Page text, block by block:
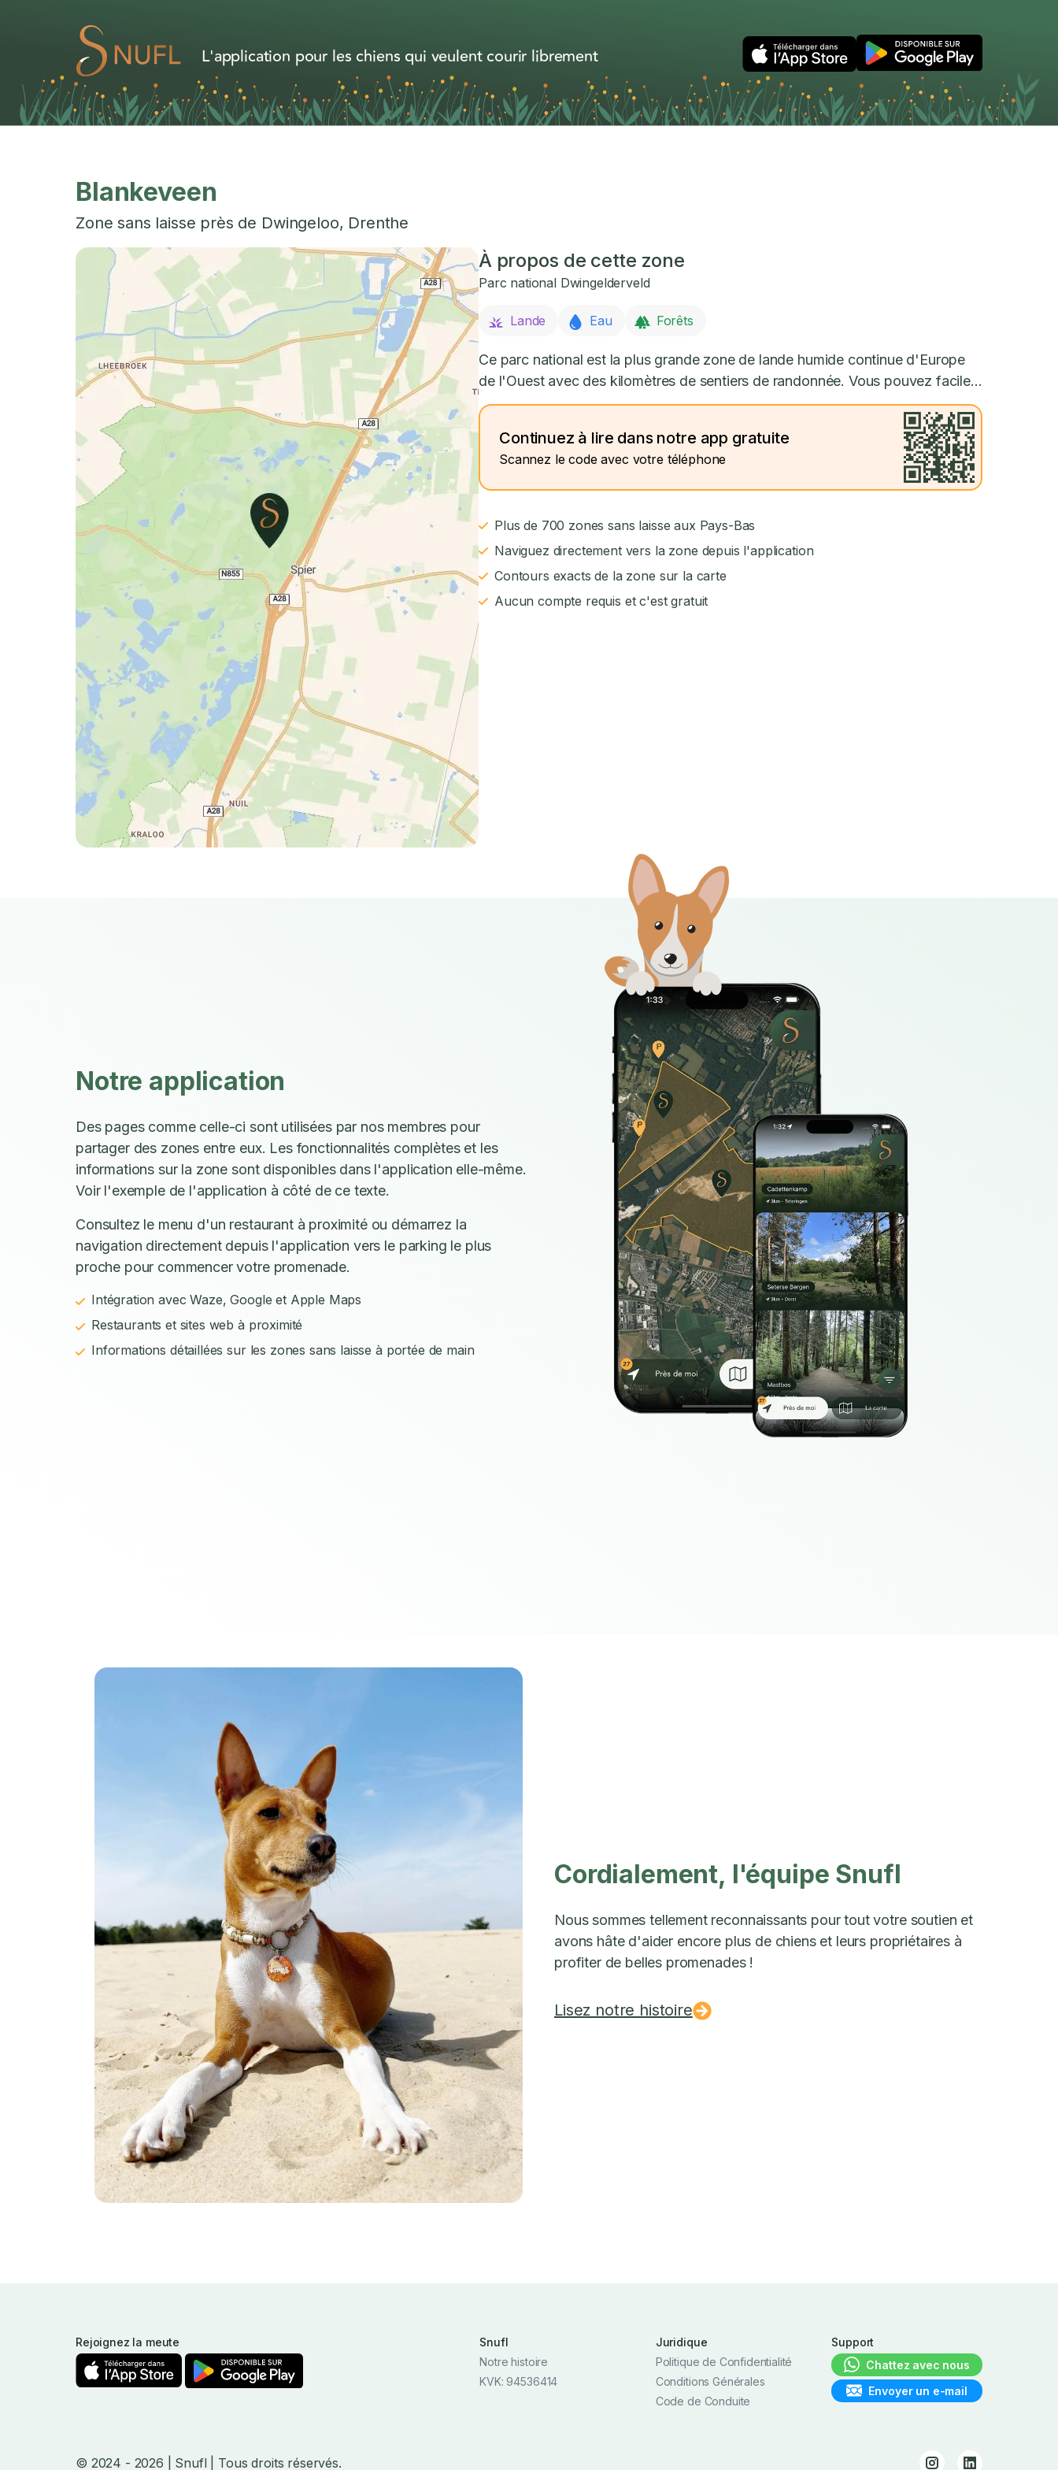
L'application pour les chiens qui veulent courir librement
Blankeveen
Zone sans laisse près de Dwingeloo, Drenthe
À propos de cette zone
Parc national Dwingelderveld
Lande Eau Forêts
Ce parc national est la plus grande zone de lande humide continue d'Europe
de l'Ouest avec des kilomètres de sentiers de randonnée. Vous pouvez facile...
Continuez à lire dans notre app gratuite
Scannez le code avec votre téléphone
Plus de 700 zones sans laisse aux Pays-Bas
Naviguez directement vers la zone depuis l'application
Contours exacts de la zone sur la carte
Aucun compte requis et c'est gratuit
Notre application
Des pages comme celle-ci sont utilisées par nos membres pour
partager des zones entre eux. Les fonctionnalités complètes et les
informations sur la zone sont disponibles dans l'application elle-même.
Voir l'exemple de l'application à côté de ce texte.
Consultez le menu d'un restaurant à proximité ou démarrez la
navigation directement depuis l'application vers le parking le plus
proche pour commencer votre promenade.
Intégration avec Waze, Google et Apple Maps
Restaurants et sites web à proximité
Informations détaillées sur les zones sans laisse à portée de main
Cordialement, l'équipe Snufl
Nous sommes tellement reconnaissants pour tout votre soutien et
avons hâte d'aider encore plus de chiens et leurs propriétaires à
profiter de belles promenades !
Lisez notre histoire
Rejoignez la meute
Snufl
Notre histoire
KVK: 94536414
Juridique
Politique de Confidentialité
Conditions Générales
Code de Conduite
Support
Chattez avec nous
Envoyer un e-mail
© 2024 - 2026 | Snufl | Tous droits réservés.